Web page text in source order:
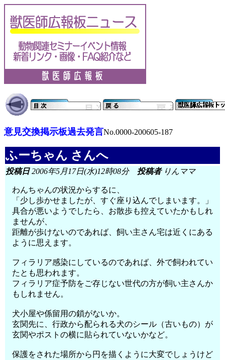
意見交換掲示板過去発言No.0000-200605-187
ふーちゃん さんへ
投稿日2006年5月17日(水)12時08分 投稿者りんママ
わんちゃんの状況からするに、
「少し歩かせましたが、すぐ座り込んでしまいます。」
具合が悪いようでしたら、お散歩も控えていたかもしれ
ませんが、
距離が歩けないのであれば、飼い主さん宅は近くにある
ように思えます。
フィラリア感染にしているのであれば、外で飼われてい
たとも思われます。
フィラリア症予防をご存じない世代の方が飼い主さんか
もしれません。
犬小屋や係留用の鎖がないか。
玄関先に、行政から配られる犬のシール（古いもの）が
玄関やポストの横に貼られていないかなど。
保護をされた場所から円を描くように大変でしょうけど